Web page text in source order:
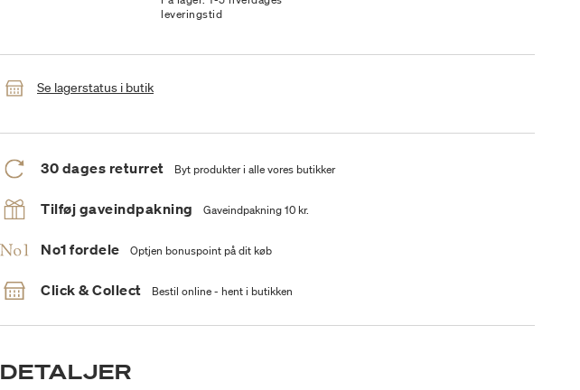
leveringstid
Se lagerstatus i butik
30 dages returret Byt produkter i alle vores butikker
Tilføj gaveindpakning Gaveindpakning 10 kr.
No1 fordele Optjen bonuspoint på dit køb
Click & Collect Bestil online - hent i butikken
DETALJER